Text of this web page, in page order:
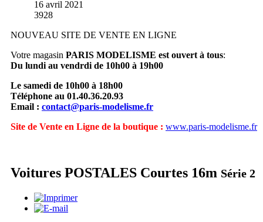
16 avril 2021
3928
NOUVEAU SITE DE VENTE EN LIGNE
Votre magasin PARIS MODELISME est ouvert à tous:
Du lundi au vendrdi de 10h00 à 19h00
Le samedi de 10h00 à 18h00
Téléphone au 01.40.36.20.93
Email : contact@paris-modelisme.fr
Site de Vente en Ligne de la boutique : www.paris-modelisme.fr
Voitures POSTALES Courtes 16m Série 2